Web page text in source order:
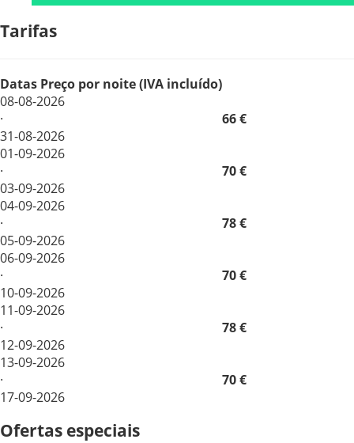
Tarifas
Datas Preço por noite (IVA incluído)
08-08-2026
·
31-08-2026
66 €
01-09-2026
·
03-09-2026
70 €
04-09-2026
·
05-09-2026
78 €
06-09-2026
·
10-09-2026
70 €
11-09-2026
·
12-09-2026
78 €
13-09-2026
·
17-09-2026
70 €
Ofertas especiais